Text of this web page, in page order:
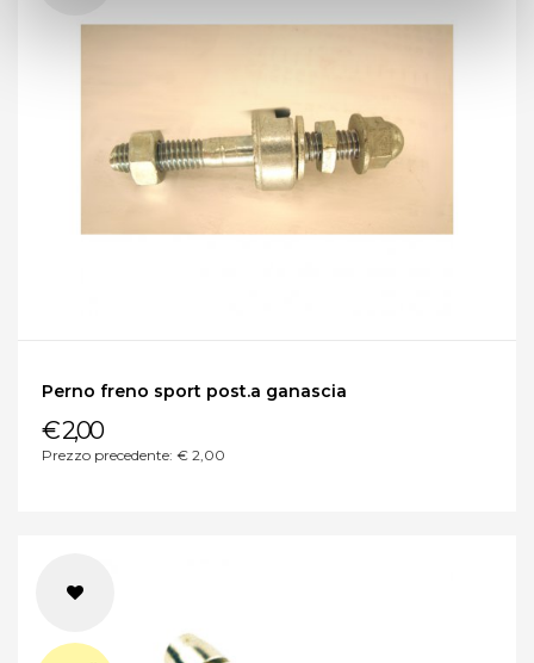
Perno freno sport post.a ganascia
€ 2,00
Prezzo precedente: € 2,00